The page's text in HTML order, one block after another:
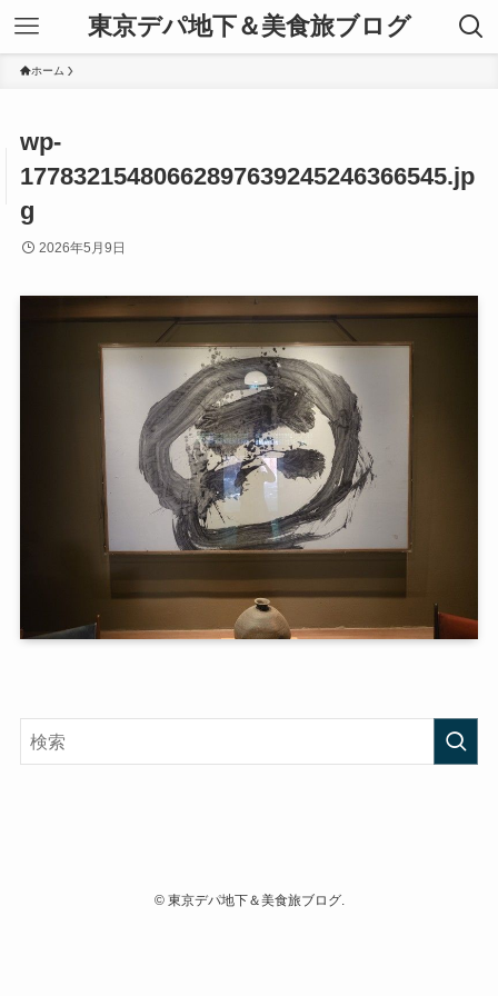
東京デパ地下＆美食旅ブログ
ホーム
wp-
17783215480662897639245246366545.jp
g
2026年5月9日
©東京デパ地下＆美食旅ブログ.